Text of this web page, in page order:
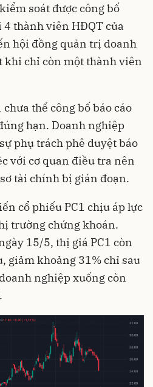
soát được công bố
4 thành viên HĐQT của
hội đồng quản trị doanh
khi chỉ còn một thành viên
thể công bố báo cáo
hạn. Doanh nghiệp
phụ trách phê duyệt báo
với cơ quan điều tra nên
tài chính bị gián đoạn.
cổ phiếu PC1 chịu áp lực
trường chứng khoán.
15/5, thị giá PC1 còn
giảm khoảng 31% chỉ sau
nghiệp xuống còn